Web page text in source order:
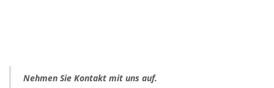
Nehmen Sie Kontakt mit uns auf.